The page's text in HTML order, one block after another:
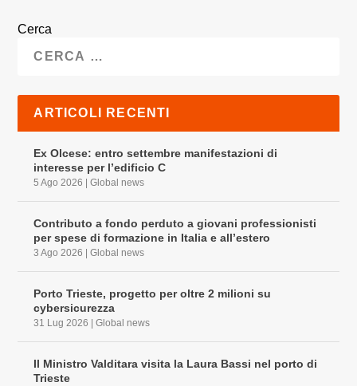
Cerca
ARTICOLI RECENTI
Ex Olcese: entro settembre manifestazioni di
interesse per l’edificio C
5 Ago 2026 |Global news
Contributo a fondo perduto a giovani professionisti
per spese di formazione in Italia e all’estero
3 Ago 2026 |Global news
Porto Trieste, progetto per oltre 2 milioni su
cybersicurezza
31 Lug 2026 |Global news
Il Ministro Valditara visita la Laura Bassi nel porto di
Trieste